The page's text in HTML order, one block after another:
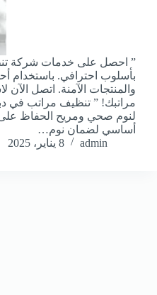
” احصل على خدمات شركة
بأسلوب احترافي. باستخدام
والمنتجات الآمنة. اتصل الآن
مراتبك! ” تنظيف مراتب في
لنوم صحي ومريح الحفاظ على
أساسي لضمان نوم…
admin
8 يناير، 2025